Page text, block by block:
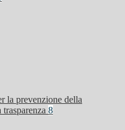
la prevenzione della
8